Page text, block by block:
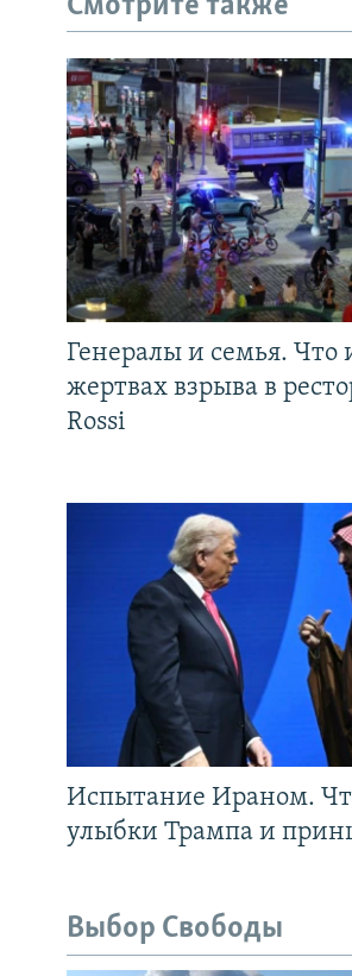
Генералы и семья. Что
жертвах взрыва в
Rossi
Испытание Ираном.
улыбки Трампа и
Выбор Свободы